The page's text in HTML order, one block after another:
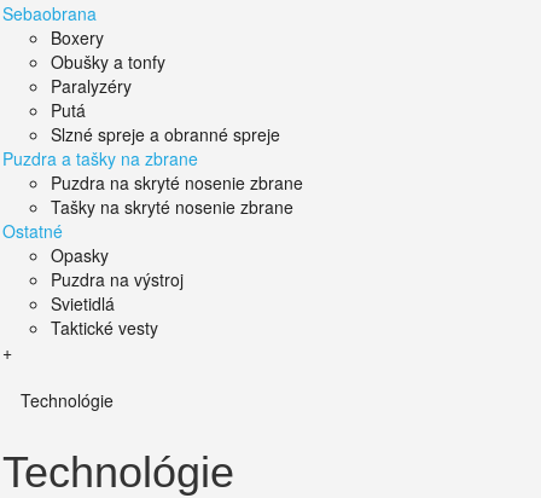
Sebaobrana
Boxery
Obušky a tonfy
Paralyzéry
Putá
Slzné spreje a obranné spreje
Puzdra a tašky na zbrane
Puzdra na skryté nosenie zbrane
Tašky na skryté nosenie zbrane
Ostatné
Opasky
Puzdra na výstroj
Svietidlá
Taktické vesty
+
Technológie
Technológie